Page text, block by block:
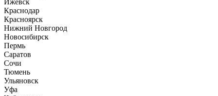
Ижевск
Краснодар
Красноярск
Нижний Новгород
Новосибирск
Пермь
Саратов
Сочи
Тюмень
Ульяновск
Уфа